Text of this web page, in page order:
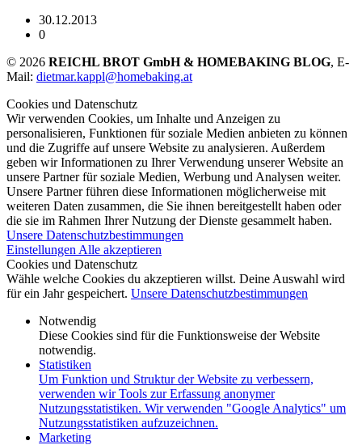
30.12.2013
0
© 2026 REICHL BROT GmbH & HOMEBAKING BLOG, E-
Mail: dietmar.kappl@homebaking.at
Cookies und Datenschutz
Wir verwenden Cookies, um Inhalte und Anzeigen zu
personalisieren, Funktionen für soziale Medien anbieten zu können
und die Zugriffe auf unsere Website zu analysieren. Außerdem
geben wir Informationen zu Ihrer Verwendung unserer Website an
unsere Partner für soziale Medien, Werbung und Analysen weiter.
Unsere Partner führen diese Informationen möglicherweise mit
weiteren Daten zusammen, die Sie ihnen bereitgestellt haben oder
die sie im Rahmen Ihrer Nutzung der Dienste gesammelt haben.
Unsere Datenschutzbestimmungen
Einstellungen Alle akzeptieren
Cookies und Datenschutz
Wähle welche Cookies du akzeptieren willst. Deine Auswahl wird
für ein Jahr gespeichert. Unsere Datenschutzbestimmungen
Notwendig
Diese Cookies sind für die Funktionsweise der Website
notwendig.
Statistiken
Um Funktion und Struktur der Website zu verbessern,
verwenden wir Tools zur Erfassung anonymer
Nutzungsstatistiken. Wir verwenden "Google Analytics" um
Nutzungsstatistiken aufzuzeichnen.
Marketing